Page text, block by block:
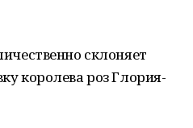
склоняет
королева роз Глория-